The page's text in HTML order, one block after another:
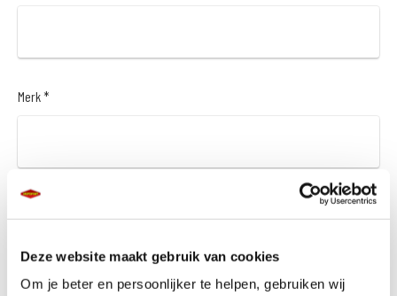
Deze website maakt gebruik van cookies
Om je beter en persoonlijker te helpen, gebruiken wij
Merk *